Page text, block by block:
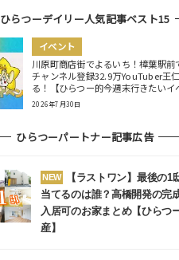
ひらつーデイリー人気記事ベスト15
イベント
川原町商店街でよるいち！樟葉駅前
チャンネル登録32.9万YouTuber王
る！【ひらつー的今週末行きたいイ
2026年7月30日
ひらつーパートナー記事広告
NEW
【ラストワン】最後の1
当てるのは誰？高橋開発の完
入居可のお家まとめ【ひらつ
産】